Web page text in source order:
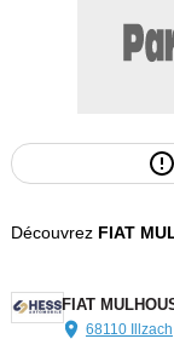
Découvrez FIAT
FIAT
68110 Illzach